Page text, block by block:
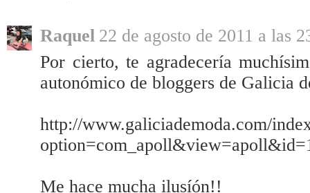
Raquel 22 de agosto de 2011 a las
Por cierto, te agradecería
autonómico de bloggers de Galicia
http://www.galiciademoda.com/
Me hace mucha ilusíón!!